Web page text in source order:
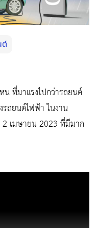
ต์
น ที่มาแรงไปกว่ารถยนต์
รถยนต์ไฟฟ้า ในงาน
เมษายน 2023 ที่มีมาก